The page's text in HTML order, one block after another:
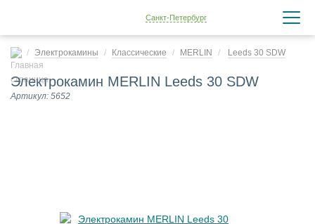
Санкт-Петербург
Электрокамины Классические MERLIN Leeds 30 SDW
Электрокамин MERLIN Leeds 30 SDW
Артикул: 5652